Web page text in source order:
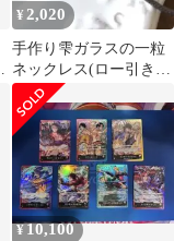
¥ 2,020
手作り雫ガラスの一粒
ネックレス(ロー引き
紐)赤紫 ボルドー ロー
ズピンク 紫陽花
¥10,100